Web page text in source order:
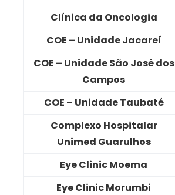
Clínica da Oncologia
COE – Unidade Jacareí
COE – Unidade São José dos
Campos
COE – Unidade Taubaté
Complexo Hospitalar
Unimed Guarulhos
Eye Clinic Moema
Eye Clinic Morumbi